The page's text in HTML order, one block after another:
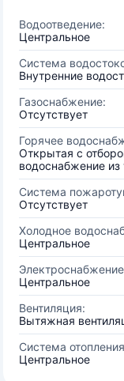
Водоотведение:
Центральное
Система
Внутренние
Газоснабжение:
Отсутствует
Горячее
Открытая с
водоснабжение из
Система
Отсутствует
Холодное
Центральное
Центральное
Вентиляция:
Вытяжная
Система
Центральное